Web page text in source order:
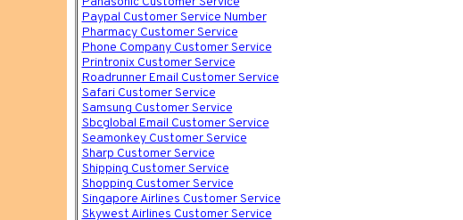
Paypal Customer Service Number
Pharmacy Customer Service
Phone Company Customer Service
Printronix Customer Service
Roadrunner Email Customer Service
Safari Customer Service
Samsung Customer Service
Sbcglobal Email Customer Service
Seamonkey Customer Service
Sharp Customer Service
Shipping Customer Service
Shopping Customer Service
Singapore Airlines Customer Service
Skywest Airlines Customer Service